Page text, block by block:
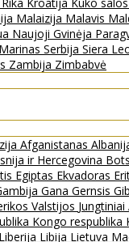
Malaizija Malavis
Naujoji Gvinėja
Serbija Siera
Zambija Zimbabvė
Afganistanas
ir Hercegovina
Egiptas Ekvadoras
Gana Gernsis
Valstijos
Kongo respublika
Liberija Libija Lietuva